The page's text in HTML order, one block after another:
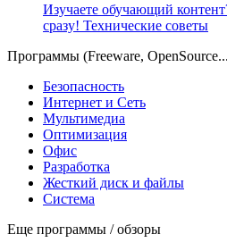
Изучаете обучающий
сразу! Технические советы
Программы (Freeware,
Безопасность
Интернет и Сеть
Мультимедиа
Оптимизация
Офис
Разработка
Жесткий диск и файлы
Система
Еще программы / обзоры